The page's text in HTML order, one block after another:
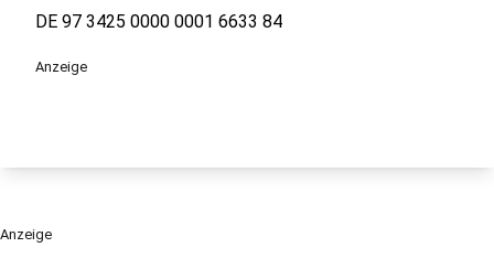
DE 97 3425 0000 0001 6633 84
Anzeige
Anzeige